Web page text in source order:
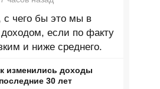
с чего бы это мы в
если по факту
и ниже среднего.
изменились доходы
30 лет